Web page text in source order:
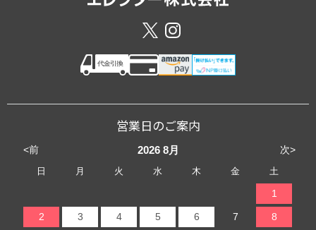
営業日のご案内
<前 次>
2026 8月
日 月 火 水 木 金 土
1
2 3 4 5 6 7 8